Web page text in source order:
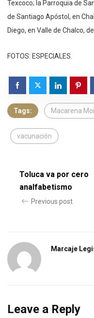
Texcoco; la Parroquia de
de Santiago Apóstol, en
Diego, en Valle de Chalco,
FOTOS: ESPECIALES.
Tags: Macarena
vacunación
Toluca va por cero
analfabetismo
Previous post
Marcaje
Leave a Reply